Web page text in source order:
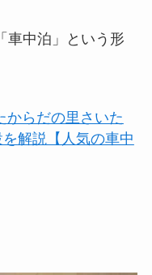
車中泊」という形
からだの里さいた
解説【人気の車中